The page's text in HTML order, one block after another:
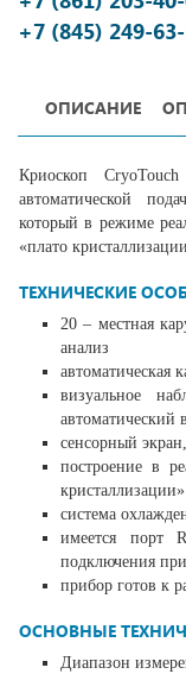
+7 (845) 249-
ОПИСАНИЕ
Криоскоп
автоматической
который в режиме
«плато
ТЕХНИЧЕСКИЕ
20 – местная
анализ
автоматическая
визуальное
автоматический
сенсорный
построение в
кристаллизации»
система
имеется порт
подключения
прибор готов к
ОСНОВНЫЕ
Диапазон